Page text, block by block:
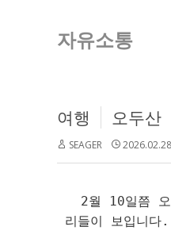
자유소통
여행 오두산
SEAGER
2월 10일쯤 오
리들이 보입니